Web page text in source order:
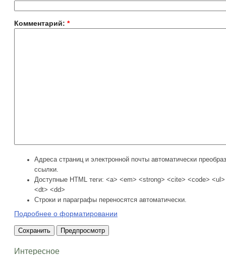
Комментарий: *
Адреса страниц и электронной почты автоматически
ссылки.
Доступные HTML теги: <a> <em> <strong> <cite> <code>
<dt> <dd>
Строки и параграфы переносятся автоматически.
Подробнее о форматировании
Интересное